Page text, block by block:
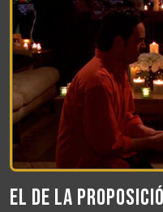
El de la